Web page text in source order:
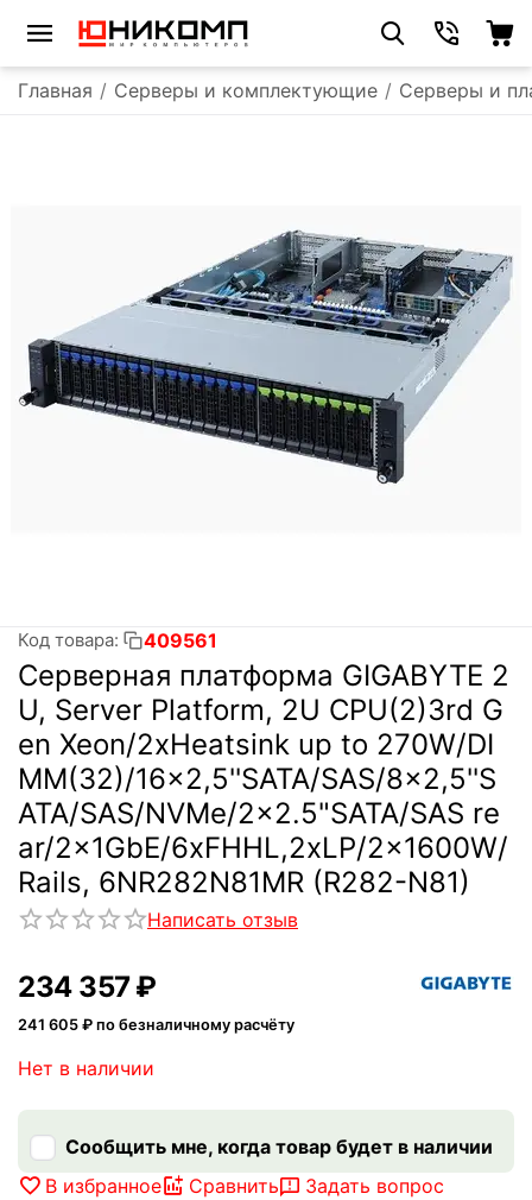
Главная / Серверы и комплектующие / Серверы и
Код товара: 409561
Серверная платформа GIGABYTE 2
U, Server Platform, 2U CPU(2)3rd G
en Xeon/2xHeatsink up to 270W/DI
MM(32)/16x2,5''SATA/SAS/8x2,5''S
ATA/SAS/NVMe/2x2.5"SATA/SAS re
ar/2x1GbE/6xFHHL,2xLP/2x1600W/
Rails, 6NR282N81MR (R282-N81)
Написать отзыв
234 357₽
241 605 ₽ по безналичному расчёту
Нет в наличии
Сообщить мне, когда товар будет в наличии
В избранное
Сравнить Задать вопрос